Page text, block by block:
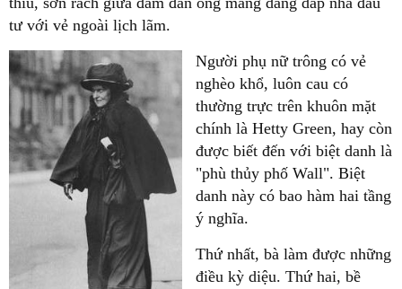
tư với vẻ ngoài lịch lãm.
Người phụ nữ trông có vẻ
nghèo khổ, luôn cau có
thường trực trên khuôn mặt
chính là Hetty Green, hay còn
được biết đến với biệt danh là
"phù thủy phố Wall". Biệt
danh này có bao hàm hai tầng
ý nghĩa.
Thứ nhất, bà làm được những
điều kỳ diệu. Thứ hai, bề